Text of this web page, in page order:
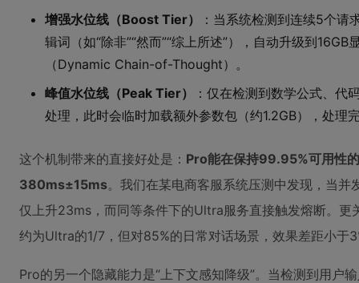
增强水位线（Boost Tier）
：当系统检测到连续5个
辑词（如“除非”“然而”“综上所述”），自动升级到
（Dynamic Chain-of-Thought）。
峰值水位线（Peak Tier）
：仅在检测到数学公式、代
处理，此时会临时加载额外参数包（约1.2GB），处理
这个机制带来的直接好处是： Pro能在保持99.95%可用性
380ms±15ms。我们在某电商客服系统压测中发现，当
仅上升23ms，而同等条件下的Ultra服务直接触发熔断。
约为Ultra的1/7，但对85%的日常对话场景，效果差距小于
Pro的另一个隐藏能力是“上下文感知降级”。当检测到用户